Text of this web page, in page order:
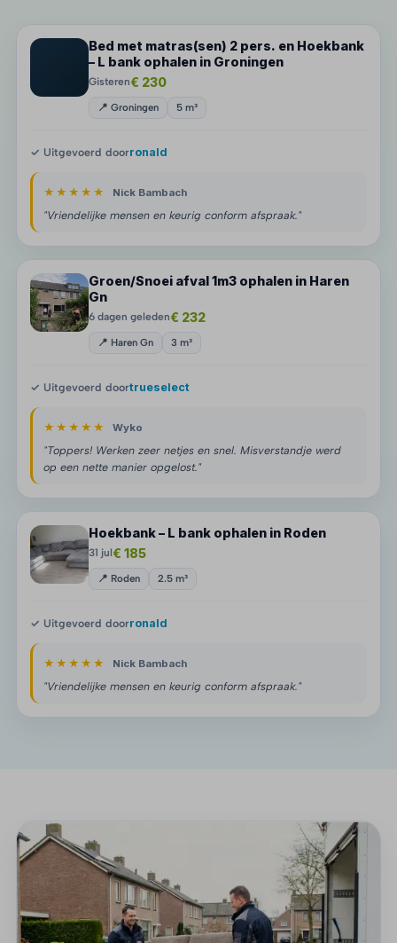
Bed met matras(sen) 2 pers. en Hoekbank
– L bank ophalen in Groningen
Gisteren€ 230
📍 Groningen 5 m³
✓ Uitgevoerd doorronald
★★★★★ Nick Bambach
"Vriendelijke mensen en keurig conform afspraak."
Groen/Snoei afval 1m3 ophalen in Haren
Gn
6 dagen geleden€ 232
📍 Haren Gn 3 m³
✓ Uitgevoerd doortrueselect
★★★★★ Wyko
"Toppers! Werken zeer netjes en snel. Misverstandje werd
op een nette manier opgelost."
Hoekbank – L bank ophalen in Roden
31 jul€ 185
📍 Roden 2.5 m³
✓ Uitgevoerd doorronald
★★★★★ Nick Bambach
"Vriendelijke mensen en keurig conform afspraak."